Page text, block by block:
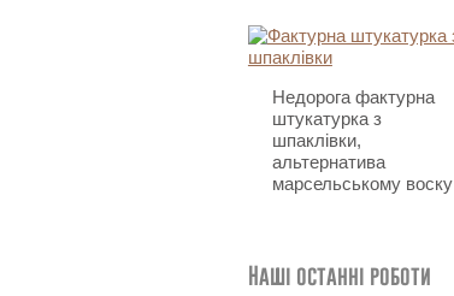
Недорога фактурна
штукатурка з
шпаклівки,
альтернатива
марсельському воску
Наші останні роботи